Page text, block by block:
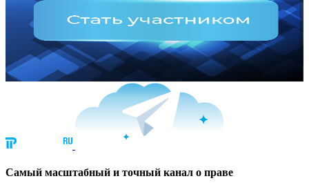
Cамый масштабный и точный канал о праве